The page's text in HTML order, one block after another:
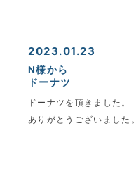
2023.01.23
N様から
ドーナツ
ドーナツを頂きました。
ありがとうございました。